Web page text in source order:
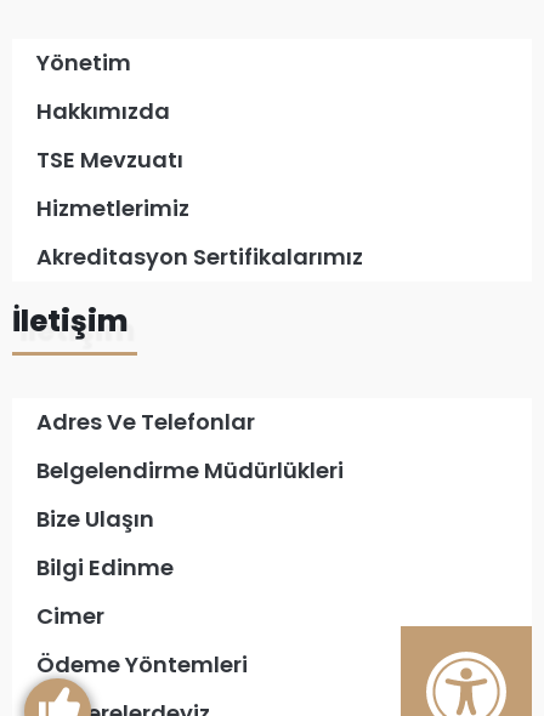
Yönetim
Hakkımızda
TSE Mevzuatı
Hizmetlerimiz
Akreditasyon Sertifikalarımız
İletişim
Adres Ve Telefonlar
Belgelendirme Müdürlükleri
Bize Ulaşın
Bilgi Edinme
Cimer
Ödeme Yöntemleri